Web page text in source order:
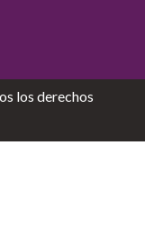
los derechos